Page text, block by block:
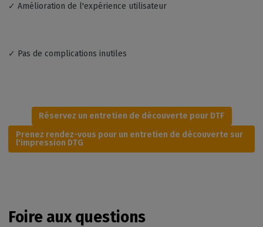
✓ Amélioration de l'expérience utilisateur
✓ Pas de complications inutiles
Réservez un entretien de découverte pour DTF
Prenez rendez-vous pour un entretien de découverte sur
l'impression DTG
Foire aux questions